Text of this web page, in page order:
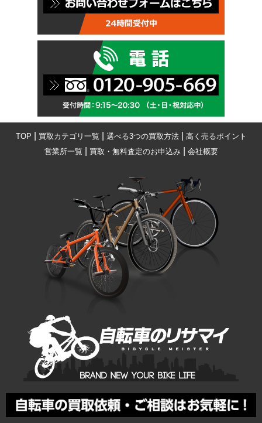
TOP 買取カテゴリ一覧 選べる3つの買取方法| 高く売るポイント
営業所一覧
買取・無料査定のお申込み| 会社概要